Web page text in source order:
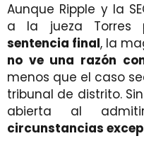
Aunque Ripple y la
a la jueza Torres
sentencia final, la
no ve una razón
menos que el caso
tribunal de distrito.
abierta al
circunstancias